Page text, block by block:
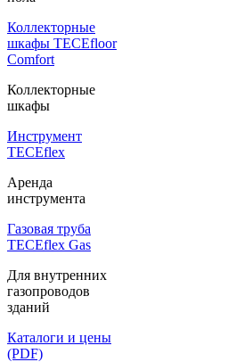
Коллекторные
шкафы TECEfloor
Comfort
Коллекторные
шкафы
Инструмент
TECEflex
Аренда
инструмента
Газовая труба
TECEflex Gas
Для внутренних
газопроводов
зданий
Каталоги и цены
(PDF)